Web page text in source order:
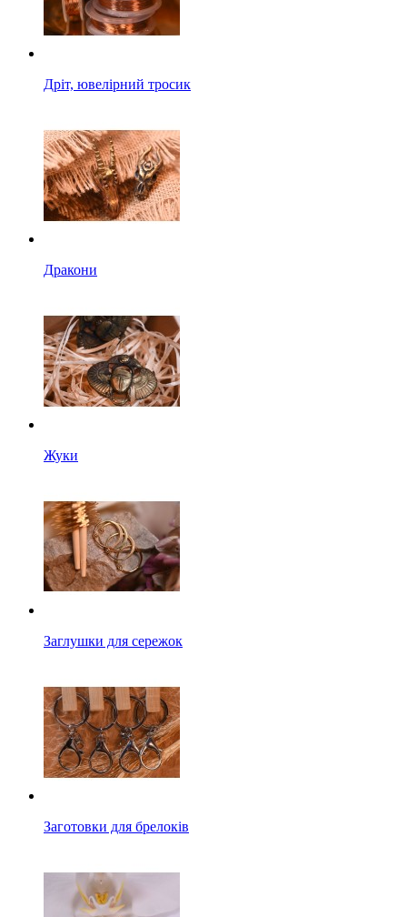
Дріт, ювелірний тросик
Дракони
Жуки
Заглушки для сережок
Заготовки для брелоків